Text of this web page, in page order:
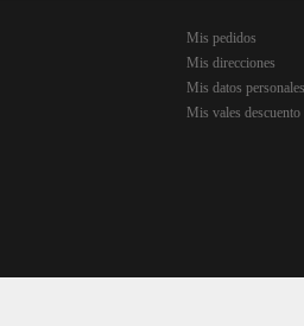
Mis pedidos
Mis direcciones
Mis datos personales
Mis vales descuento